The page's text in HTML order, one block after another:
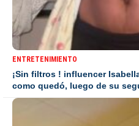
ENTRETENIMIENTO
¡Sin filtros ! influencer
como quedó, luego de su